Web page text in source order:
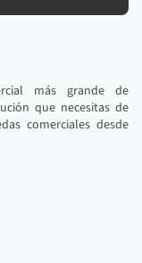
más grande de
que necesitas de
comerciales desde